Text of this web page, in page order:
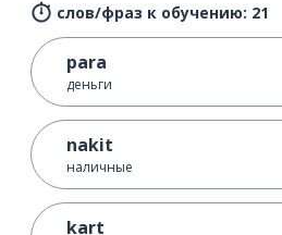
слов/фраз к обучению: 21
para
деньги
nakit
наличные
kart